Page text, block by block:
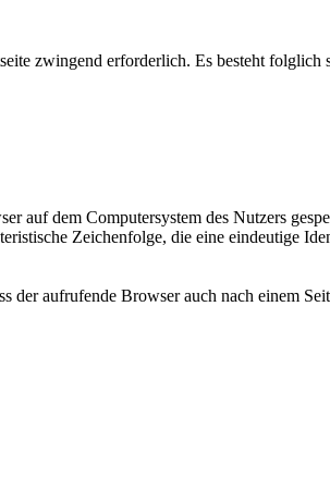
zwingend erforderlich. Es besteht folglich
auf dem Computersystem des Nutzers
Zeichenfolge, die eine eindeutige
der aufrufende Browser auch nach einem